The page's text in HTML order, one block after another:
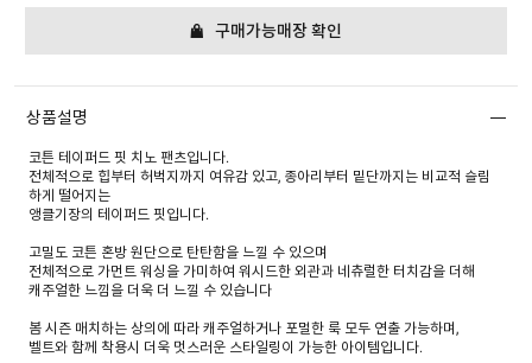
구매가능매장 확인
상품설명
코튼 테이퍼드 핏 치노 팬츠입니다.
전체적으로 힙부터 허벅지까지 여유감 있고, 종아리부터 밑단까지는 비교적 슬림
하게 떨어지는
앵클기장의 테이퍼드 핏입니다.
고밀도 코튼 혼방 원단으로 탄탄함을 느낄 수 있으며
전체적으로 가먼트 워싱을 가미하여 워시드한 외관과 네츄럴한 터치감을 더해
캐주얼한 느낌을 더욱 더 느낄 수 있습니다
봄 시즌 매치하는 상의에 따라 캐주얼하거나 포멀한 룩 모두 연출 가능하며,
벨트와 함께 착용시 더욱 멋스러운 스타일링이 가능한 아이템입니다.